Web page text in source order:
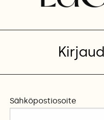
Sähköpostiosoite